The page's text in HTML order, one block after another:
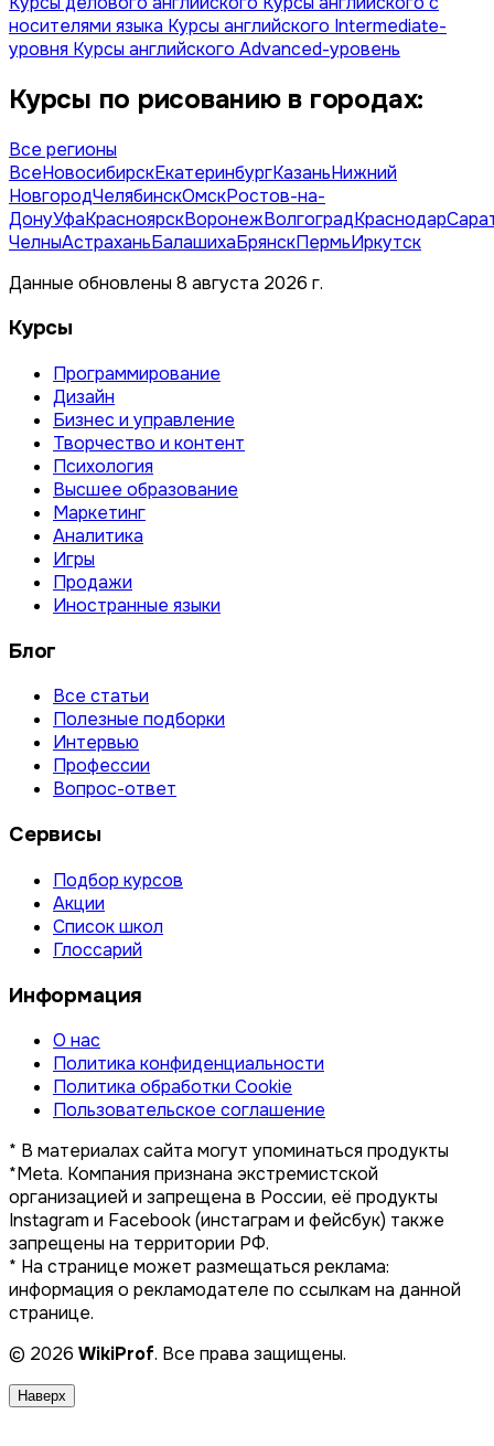
носителями языка Курсы английского Intermediate-
уровня Курсы английского Advanced-уровень
Курсы по рисованию в городах:
Все регионы
ВсеНовосибирскЕкатеринбургКазаньНижний
НовгородЧелябинскОмскРостов-на-
ДонуУфаКрасноярскВоронежВолгоградКраснодар
ЧелныАстраханьБалашихаБрянскПермьИркутск
Данные обновлены 8 августа 2026 г.
Курсы
Программирование
Дизайн
Бизнес и управление
Творчество и контент
Психология
Высшее образование
Маркетинг
Аналитика
Игры
Продажи
Иностранные языки
Блог
Все статьи
Полезные подборки
Интервью
Профессии
Вопрос-ответ
Сервисы
Подбор курсов
Акции
Список школ
Глоссарий
Информация
О нас
Политика конфиденциальности
Политика обработки Cookie
Пользовательское соглашение
* В материалах сайта могут упоминаться продукты
*Meta. Компания признана экстремистской
организацией и запрещена в России, её продукты
Instagram и Facebook (инстаграм и фейсбук) также
запрещены на территории РФ.
* На странице может размещаться реклама:
информация о рекламодателе по ссылкам на данной
странице.
© 2026 WikiProf. Все права защищены.
Наверх